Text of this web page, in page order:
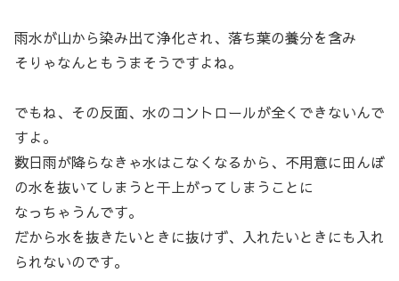
雨水が山から染み出て浄化され、落ち葉の養分を含み
そりゃなんともうまそうですよね。
でもね、その反面、水のコントロールが全くできないんで
すよ。
数日雨が降らなきゃ水はこなくなるから、不用意に田んぼ
の水を抜いてしまうと干上がってしまうことに
なっちゃうんです。
だから水を抜きたいときに抜けず、入れたいときにも入れ
られないのです。